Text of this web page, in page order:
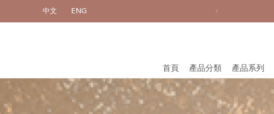
中文 ENG
全店單品享9折優惠
首頁 產品分類 產品系列